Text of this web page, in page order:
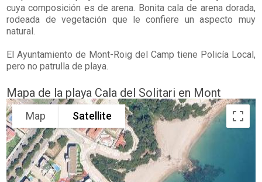
cuya composición es de arena. Bonita cala de arena dorada,
rodeada de vegetación que le confiere un aspecto muy
natural.
El Ayuntamiento de Mont-Roig del Camp tiene Policía Local,
pero no patrulla de playa.
Mapa de la playa Cala del Solitari en Mont
Map Satellite